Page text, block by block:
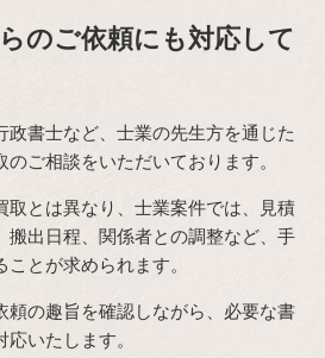
のご依頼にも対応して
政書士など、士業の先生方を通じた
ご相談をいただいております。
取とは異なり、士業案件では、見積
搬出日程、関係者との調整など、手
とが求められます。
頼の趣旨を確認しながら、必要な書
いたします。